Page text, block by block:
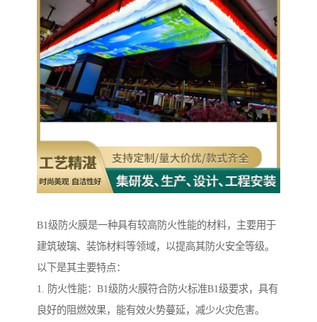
B1级防火膜是一种具有较高防火性能的材料，主要用于
建筑玻璃、装饰材料等领域，以提高其防火安全等级。
以下是其主要特点：
1. 防火性能：B1级防火膜符合防火标准B1级要求，具有
良好的阻燃效果，能有效火势蔓延，减少火灾危害。